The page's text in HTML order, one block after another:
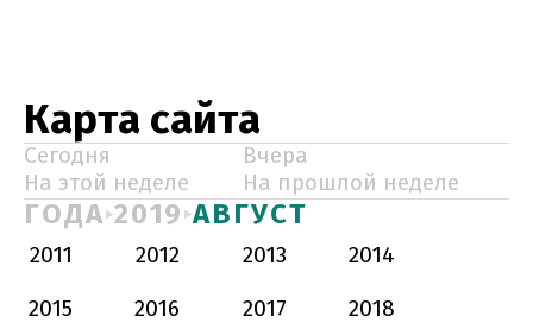
Карта сайта
Сегодня
Вчера
На этой неделе
На прошлой неделе
ГОДА 2019 АВГУСТ
2011 2012 2013
2014
2015
2016 2017
2018